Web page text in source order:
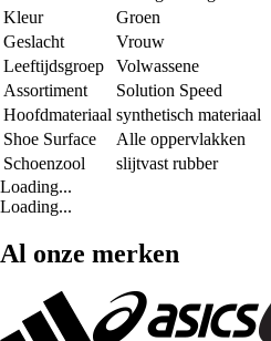
Kleur
Groen
Geslacht
Vrouw
Leeftijdsgroep
Volwassene
Assortiment
Solution Speed
Hoofdmateriaal synthetisch materiaal
Shoe Surface
Alle oppervlakken
Schoenzool
slijtvast rubber
Loading...
Loading...
Al onze merken